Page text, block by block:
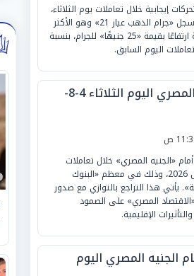
خلال تعاملات يوم الثلاثاء،
الموافق 4 أغسطس 2026؛ حيث سجل «جرام الذهب عيار 21» وهو الأكثر
مبيعًا وتداولًا في السوق المحلية ارتفاعًا بقيمة «25 جنيهًا» للجرام، بنسبة
سعر اليورو أمام الجنيه المصري اليوم الثلاثاء 4-8-
«الجنيه المصري» خلال تعاملات
اليوم الثلاثاء، الموافق 4 أغسطس 2026، وذلك في معظم «البنوك
يأتي هذا التراجع بالتوازي مع صدور
المصري» على الصمود
الإقليمية.
الجنيه المصري اليوم